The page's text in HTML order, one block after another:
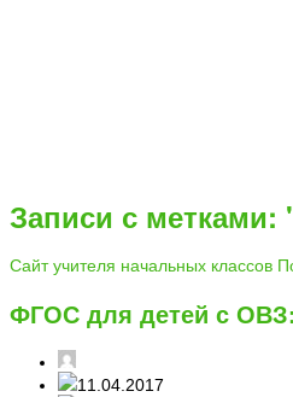
Записи с
Сайт учителя начальных классов
ФГОС для детей с
11.04.2017